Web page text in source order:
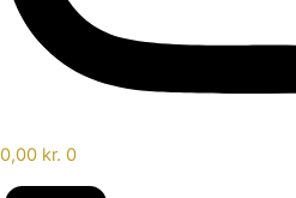
0,00 kr. 0